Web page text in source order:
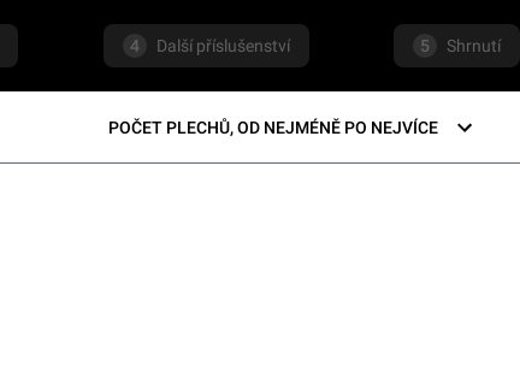
4 Další příslušenství 5 Shrnutí
POČET PLECHŮ, OD NEJMÉNĚ PO NEJVÍCE